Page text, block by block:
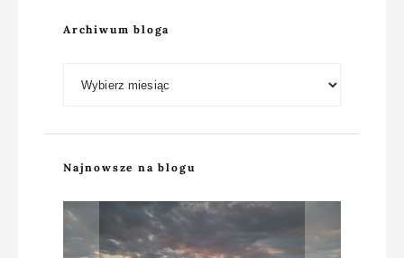
Archiwum bloga
Najnowsze na blogu